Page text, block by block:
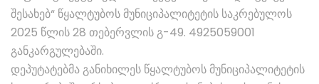
შესახებ“ წყალტუბოს მუნიციპალიტეტის საკრებულოს
2025 წლის 28 თებერვლის გ-49. 4925059001
განკარგულებაში.
დეპუტატებმა განიხილეს წყალტუბოს მუნიციპალიტეტის